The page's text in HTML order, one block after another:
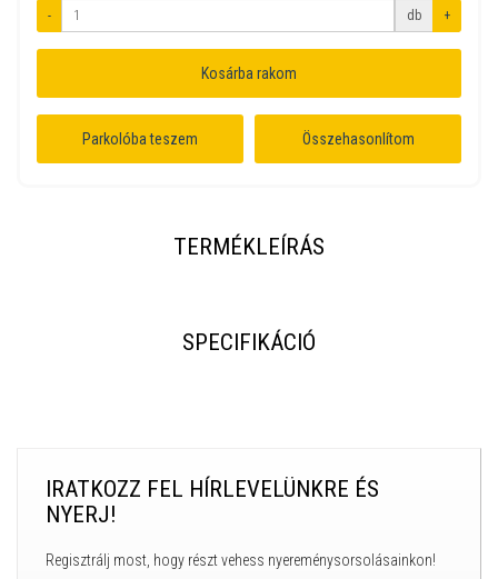
- db +
Kosárba rakom
Parkolóba teszem Összehasonlítom
TERMÉKLEÍRÁS
SPECIFIKÁCIÓ
IRATKOZZ FEL HÍRLEVELÜNKRE ÉS
NYERJ!
Regisztrálj most, hogy részt vehess nyereménysorsolásainkon!